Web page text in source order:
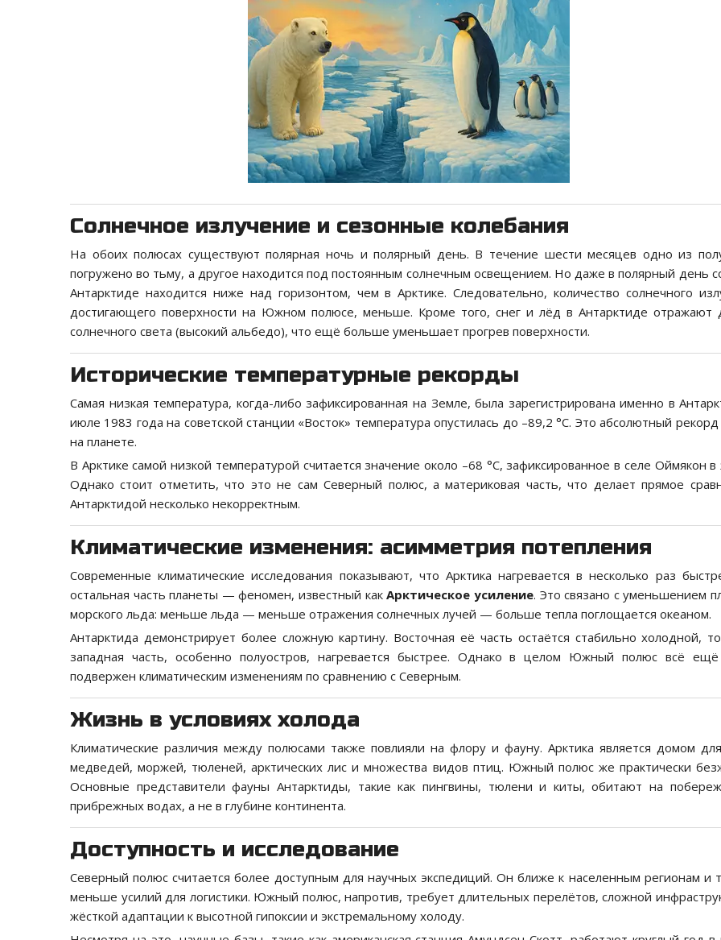
Солнечное излучение и сезонные колебания
На обоих полюсах существуют полярная ночь и полярный день. В течение шести месяцев одно из
погружено во тьму, а другое находится под постоянным солнечным освещением. Но даже в полярный день
Антарктиде находится ниже над горизонтом, чем в Арктике. Следовательно, количество солнечного
достигающего поверхности на Южном полюсе, меньше. Кроме того, снег и лёд в Антарктиде отражают
солнечного света (высокий альбедо), что ещё больше уменьшает прогрев поверхности.
Исторические температурные рекорды
Самая низкая температура, когда-либо зафиксированная на Земле, была зарегистрирована именно в
июле 1983 года на советской станции «Восток» температура опустилась до –89,2 °C. Это абсолютный
на планете.
В Арктике самой низкой температурой считается значение около –68 °C, зафиксированное в селе Оймякон в
Однако стоит отметить, что это не сам Северный полюс, а материковая часть, что делает прямое
Антарктидой несколько некорректным.
Климатические изменения: асимметрия потепления
Современные климатические исследования показывают, что Арктика нагревается в несколько раз
остальная часть планеты — феномен, известный какАрктическое усиление. Это связано с уменьшением
морского льда: меньше льда — меньше отражения солнечных лучей — больше тепла поглощается океаном.
Антарктида демонстрирует более сложную картину. Восточная её часть остаётся стабильно холодной,
западная часть, особенно полуостров, нагревается быстрее. Однако в целом Южный полюс всё
подвержен климатическим изменениям по сравнению с Северным.
Жизнь в условиях холода
Климатические различия между полюсами также повлияли на флору и фауну. Арктика является домом
медведей, моржей, тюленей, арктических лис и множества видов птиц. Южный полюс же практически
Основные представители фауны Антарктиды, такие как пингвины, тюлени и киты, обитают на
прибрежных водах, а не в глубине континента.
Доступность и исследование
Северный полюс считается более доступным для научных экспедиций. Он ближе к населенным регионам и
меньше усилий для логистики. Южный полюс, напротив, требует длительных перелётов, сложной
жёсткой адаптации к высотной гипоксии и экстремальному холоду.